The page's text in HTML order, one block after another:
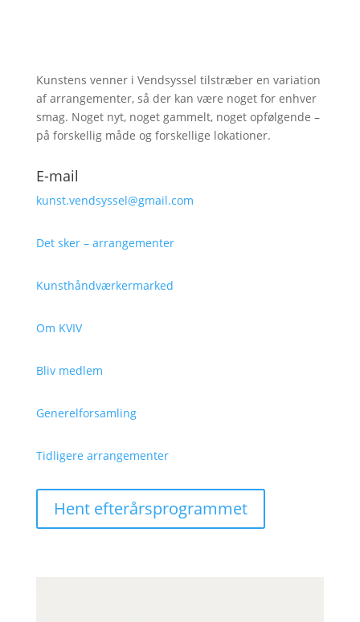
Kunstens venner i Vendsyssel tilstræber en variation
af arrangementer, så der kan være noget for enhver
smag. Noget nyt, noget gammelt, noget opfølgende –
på forskellig måde og forskellige lokationer.
E-mail
kunst.vendsyssel@gmail.com
Det sker – arrangementer
Kunsthåndværkermarked
Om KVIV
Bliv medlem
Generelforsamling
Tidligere arrangementer
Hent efterårsprogrammet